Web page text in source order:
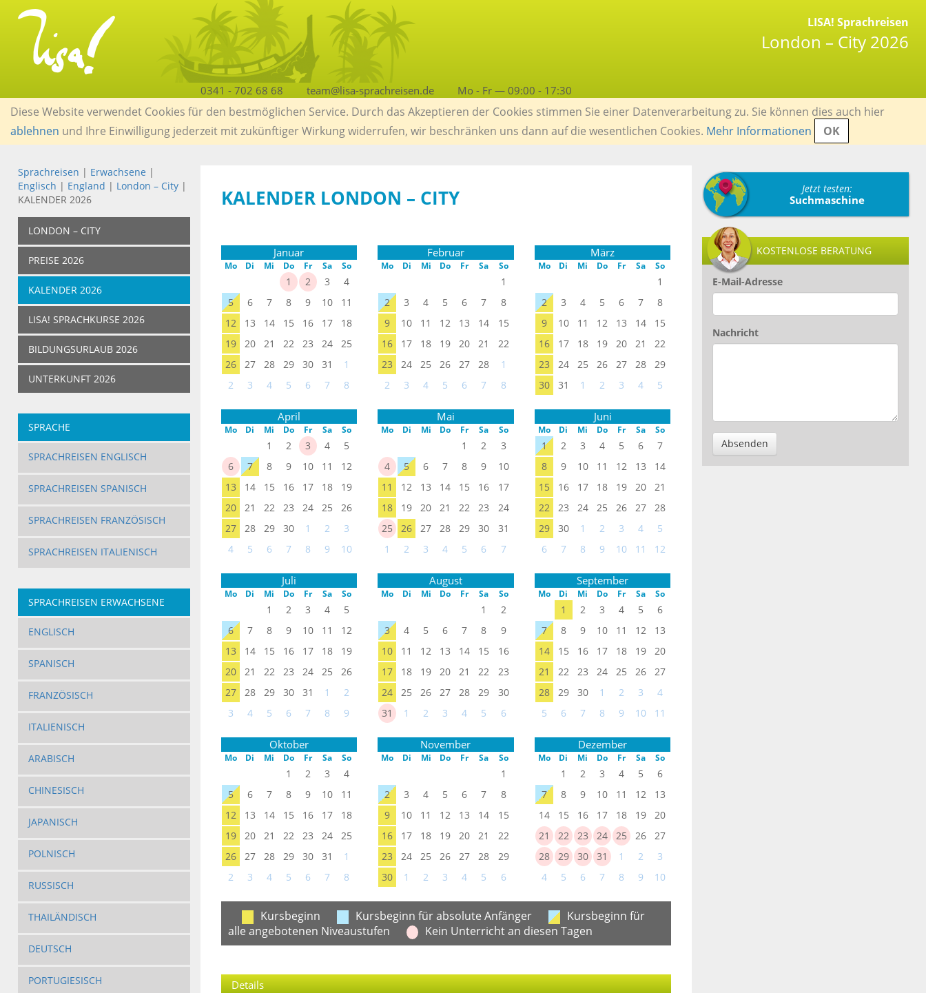
LISA! Sprachreisen
London – City 2026
0341 - 702 68 68 team@lisa-sprachreisen.de Mo - Fr — 09:00 - 17:30
Diese Website verwendet Cookies für den bestmöglichen Service. Durch das Akzeptieren der Cookies stimmen Sie einer Datenverarbeitung zu. Sie können dies auch hier
ablehnen und Ihre Einwilligung jederzeit mit zukünftiger Wirkung widerrufen, wir beschränken uns dann auf die wesentlichen Cookies. Mehr Informationen OK
Sprachreisen | Erwachsene |
Englisch | England | London – City|
KALENDER 2026
LONDON – CITY
PREISE 2026
KALENDER 2026
LISA! SPRACHKURSE 2026
BILDUNGSURLAUB 2026
UNTERKUNFT 2026
SPRACHE
SPRACHREISEN ENGLISCH
SPRACHREISEN SPANISCH
SPRACHREISEN FRANZÖSISCH
SPRACHREISEN ITALIENISCH
SPRACHREISEN ERWACHSENE
ENGLISCH
SPANISCH
FRANZÖSISCH
ITALIENISCH
ARABISCH
CHINESISCH
JAPANISCH
POLNISCH
RUSSISCH
THAILÄNDISCH
DEUTSCH
PORTUGIESISCH
KALENDER LONDON – CITY
Januar
Mo Di Mi Do Fr Sa So
1 2 3
4
5
6 7 8 9 10
11
12
13 14 15 16 17
18
19
20 21 22 23 24
25
26
27 28 29 30 31
1
2
3 4 5 6 7 8
Februar
Mo Di Mi Do Fr Sa So
1
2
3 4 5 6 7
8
9
10 11 12 13 14
15
16
17 18 19 20 21
22
23
24 25 26 27 28
1
2
3 4 5 6 7 8
März
Mo Di Mi Do Fr Sa So
1
2
3 4 5 6 7
8
9
10 11 12 13 14
15
16
17 18 19 20 21
22
23
24 25 26 27 28
29
30
31 1 2 3 4 5
April
Mo Di Mi Do Fr Sa So
1 2 3 4
5
6
7 8 9 10 11
12
13
14 15 16 17 18
19
20
21 22 23 24 25
26
27
28 29 30 1 2
3
4
5 6 7 8 9 10
Mai
Mo Di Mi Do Fr Sa So
1 2
3
4
5 6 7 8 9
10
11
12 13 14 15 16
17
18
19 20 21 22 23
24
25
26 27 28 29 30
31
1
2 3 4 5 6 7
Juni
Mo Di Mi Do Fr Sa So
1 2 3 4 5 6
7
8
9 10 11 12 13
14
15
16 17 18 19 20
21
22
23 24 25 26 27
28
29
30 1 2 3 4
5
6
7 8 9 10 11 12
Juli
Mo Di Mi Do Fr Sa So
1 2 3 4
5
6
7 8 9 10 11
12
13
14 15 16 17 18
19
20
21 22 23 24 25
26
27
28 29 30 31 1
2
3
4 5 6 7 8 9
August
Mo Di Mi Do Fr Sa So
1
2
3
4 5 6 7 8
9
10
11 12 13 14 15
16
17
18 19 20 21 22
23
24
25 26 27 28 29
30
31
1 2 3 4 5 6
September
Mo Di Mi Do Fr Sa So
1 2 3 4 5
6
7
8 9 10 11 12
13
14
15 16 17 18 19
20
21
22 23 24 25 26
27
28
29 30 1 2 3
4
5
6 7 8 9 10 11
Oktober
Mo Di Mi Do Fr Sa So
1 2 3
4
5
6 7 8 9 10
11
12
13 14 15 16 17
18
19
20 21 22 23 24
25
26
27 28 29 30 31
1
2
3 4 5 6 7 8
November
Mo Di Mi Do Fr Sa So
1
2
3 4 5 6 7
8
9
10 11 12 13 14
15
16
17 18 19 20 21
22
23
24 25 26 27 28
29
30
1 2 3 4 5 6
Dezember
Mo Di Mi Do Fr Sa So
1 2 3 4 5
6
7
8 9 10 11 12
13
14
15 16 17 18 19
20
21
22 23 24 25 26
27
28
29 30 31 1 2
3
4
5 6 7 8 9 10
Kursbeginn Kursbeginn für absolute Anfänger
Kursbeginn für
alle angebotenen Niveaustufen
Kein Unterricht an diesen Tagen
Details
Jetzt testen:
Suchmaschine
KOSTENLOSE BERATUNG
E-Mail-Adresse
Nachricht
Absenden